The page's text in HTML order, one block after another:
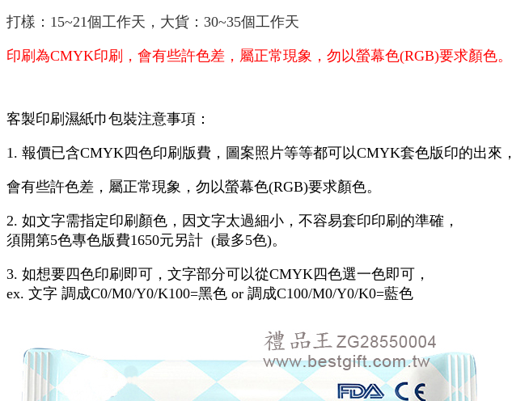
打樣：15~21個工作天，大貨：30~35個工作天
印刷為CMYK印刷， 會有些許色差，屬正常現象，勿以螢幕色(RGB)要求顏色。
客製印刷濕紙巾包裝注意事項：
1. 報價已含CMYK四色印刷版費，圖案照片等等都可以CMYK套色版印的出來，
會有些許色差，屬正常現象，勿以螢幕色(RGB)要求顏色。
2. 如文字需指定印刷顏色，因文字太過細小，不容易套印印刷的準確，
須開第5色專色版費1650元另計 (最多5色)。
3. 如想要四色印刷即可，文字部分可以從CMYK四色選一色即可，
ex. 文字 調成C0/M0/Y0/K100=黑色 or 調成C100/M0/Y0/K0=藍色